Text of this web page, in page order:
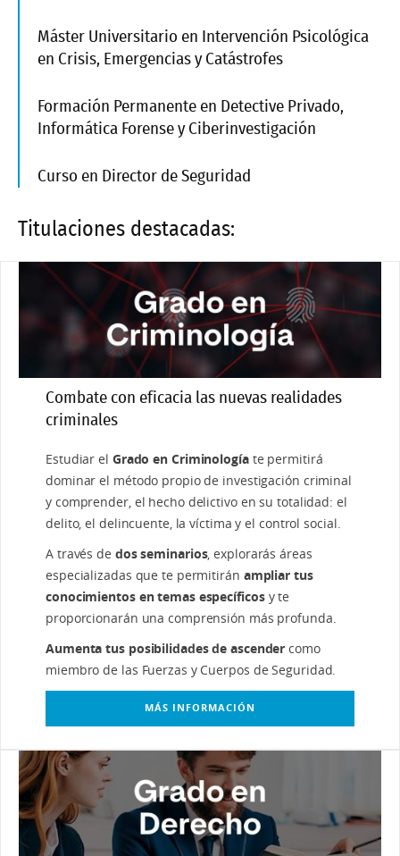
Máster Universitario en Intervención Psicológica
en Crisis, Emergencias y Catástrofes
Formación Permanente en Detective Privado,
Informática Forense y Ciberinvestigación
Curso en Director de Seguridad
Titulaciones destacadas:
Combate con eficacia las nuevas realidades
criminales
Estudiar el Grado en Criminologíate permitirá
dominar el método propio de investigación criminal
y comprender, el hecho delictivo en su totalidad: el
delito, el delincuente, la víctima y el control social.
A través de dos seminarios, explorarás áreas
especializadas que te permitirán ampliar tus
conocimientos en temas específicosy te
proporcionarán una comprensión más profunda.
Aumenta tus posibilidades de ascender como
miembro de las Fuerzas y Cuerpos de Seguridad.
MÁS INFORMACIÓN